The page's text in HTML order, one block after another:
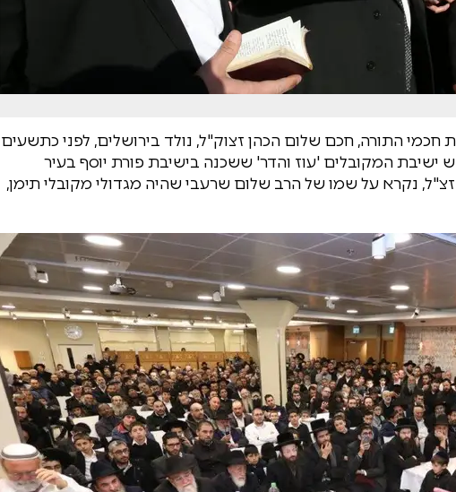
התורה, חכם שלום הכהן זצוק"ל, נולד בירושלים, לפני כתשעים
ישיבת המקובלים 'עוז והדר' ששכנה בישיבת פורת יוסף בעיר
נקרא על שמו של הרב שלום שרעבי שהיה מגדולי מקובלי תימן,